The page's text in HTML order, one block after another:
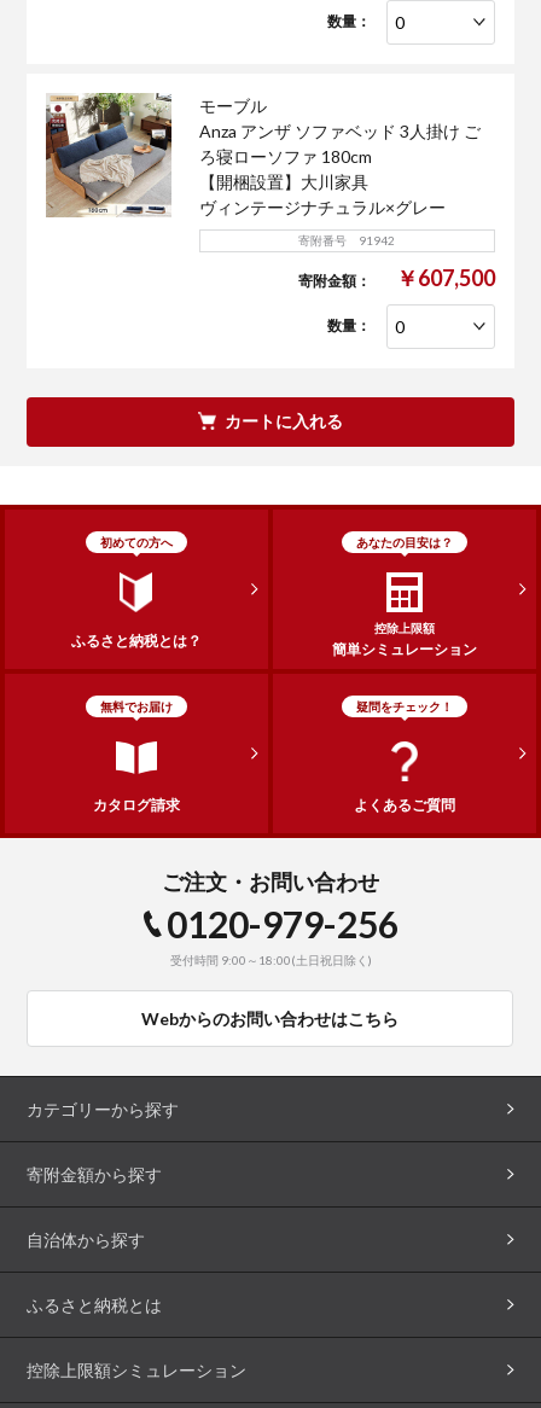
数量：
モーブル
Anza アンザ ソファベッド 3人掛け ご
ろ寝ローソファ 180cm
【開梱設置】大川家具
ヴィンテージナチュラル×グレー
寄附番号 91942
寄附金額： ￥607,500
数量：
カートに入れる
初めての方へ
ふるさと納税とは？
あなたの目安は？
控除上限額
簡単シミュレーション
無料でお届け
カタログ請求
疑問をチェック！
よくあるご質問
ご注文・お問い合わせ
0120-979-256
受付時間 9:00～18:00(土日祝日除く)
Webからのお問い合わせはこちら
カテゴリーから探す
寄附金額から探す
自治体から探す
ふるさと納税とは
控除上限額シミュレーション